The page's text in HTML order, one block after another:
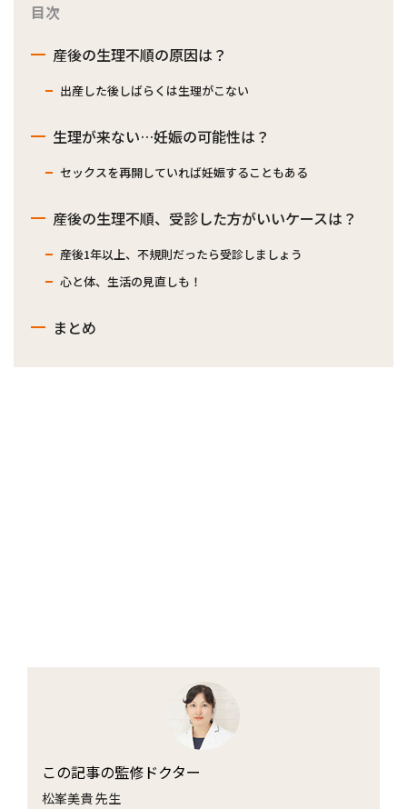
目次
産後の生理不順の原因は？
出産した後しばらくは生理がこない
生理が来ない…妊娠の可能性は？
セックスを再開していれば妊娠することもある
産後の生理不順、受診した方がいいケースは？
産後1年以上、不規則だったら受診しましょう
心と体、生活の見直しも！
まとめ
この記事の監修ドクター
松峯美貴 先生